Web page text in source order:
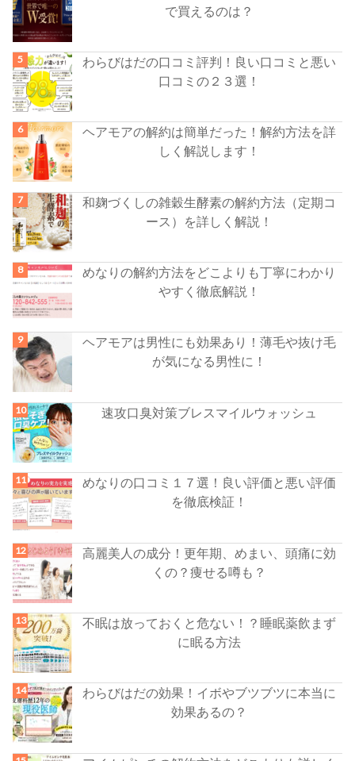
で買えるのは？
わらびはだの口コミ評判！良い口コミと悪い
口コミの２３選！
ヘアモアの解約は簡単だった！解約方法を詳
しく解説します！
和麹づくしの雑穀生酵素の解約方法（定期コ
ース）を詳しく解説！
めなりの解約方法をどこよりも丁寧にわかり
やすく徹底解説！
ヘアモアは男性にも効果あり！薄毛や抜け毛
が気になる男性に！
速攻口臭対策ブレスマイルウォッシュ
めなりの口コミ１７選！良い評価と悪い評価
を徹底検証！
高麗美人の成分！更年期、めまい、頭痛に効
くの？痩せる噂も？
不眠は放っておくと危ない！？睡眠薬飲まず
に眠る方法
わらびはだの効果！イボやブツブツに本当に
効果あるの？